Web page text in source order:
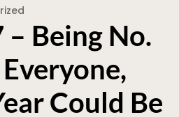
– Being No.
Could Be